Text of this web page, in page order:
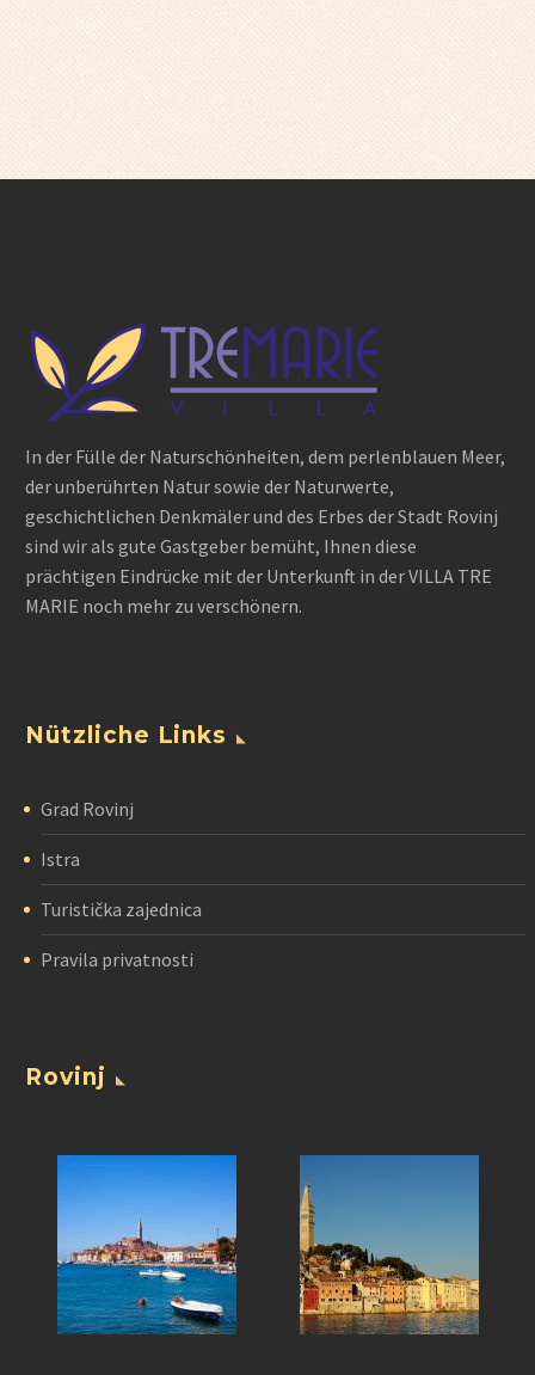
In der Fülle der Naturschönheiten, dem perlenblauen Meer,
der unberührten Natur sowie der Naturwerte,
geschichtlichen Denkmäler und des Erbes der Stadt Rovinj
sind wir als gute Gastgeber bemüht, Ihnen diese
prächtigen Eindrücke mit der Unterkunft in der VILLA TRE
MARIE noch mehr zu verschönern.
Nützliche Links
Grad Rovinj
Istra
Turistička zajednica
Pravila privatnosti
Rovinj